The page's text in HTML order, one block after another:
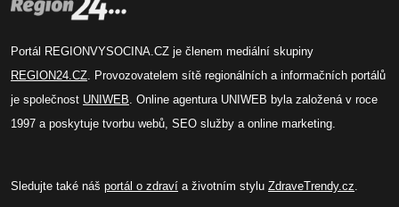
Portál REGIONVYSOCINA.CZ je členem mediální skupiny
REGION24.CZ . Provozovatelem sítě regionálních a informačních portálů
je společnost UNIWEB . Online agentura UNIWEB byla založená v roce
1997 a poskytuje tvorbu webů, SEO služby a online marketing.
Sledujte také náš portál o zdraví a životním stylu ZdraveTrendy.cz